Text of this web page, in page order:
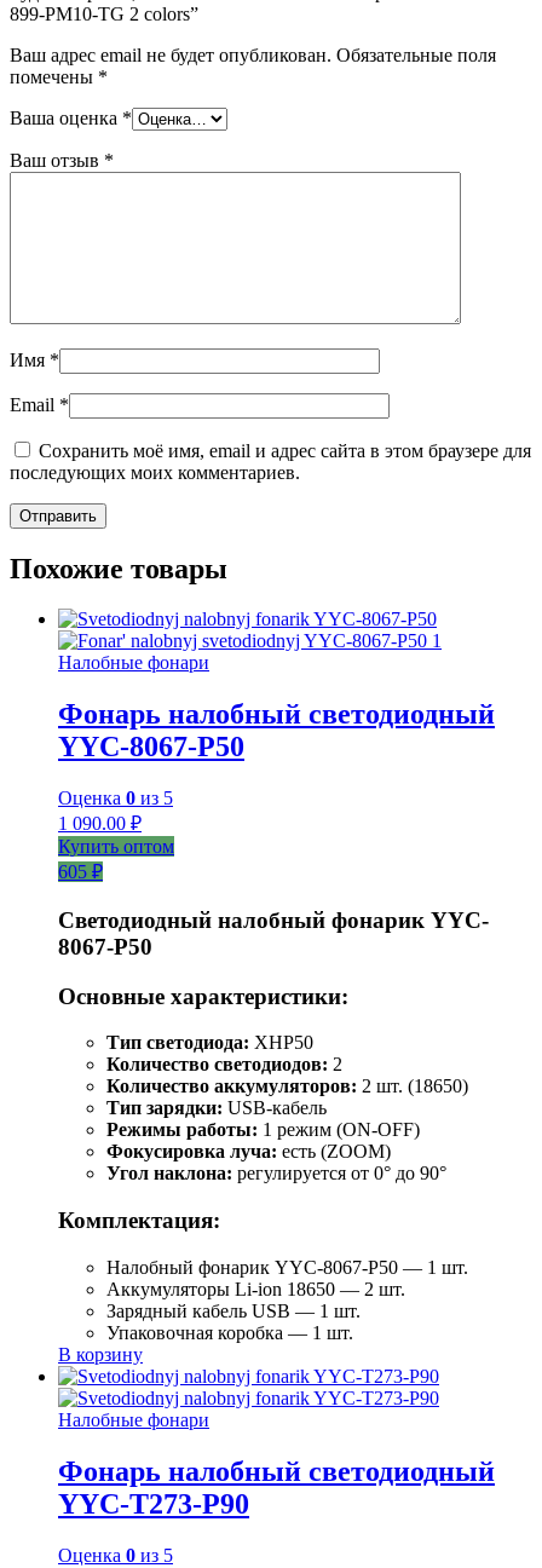
899-PM10-TG 2 colors”
Ваш адрес email не будет опубликован. Обязательные поля
помечены *
Ваша оценка *
Ваш отзыв *
Имя *
Email *
Сохранить моё имя, email и адрес сайта в этом браузере для
последующих моих комментариев.
Похожие товары
Налобные фонари
Фонарь налобный светодиодный
YYC-8067-P50
Оценка 0 из 5
1 090.00 ₽
Купить оптом
605 ₽
Светодиодный налобный фонарик YYC-
8067-P50
Основные характеристики:
Тип светодиода: XHP50
Количество светодиодов: 2
Количество аккумуляторов: 2 шт. (18650)
Тип зарядки: USB-кабель
Режимы работы: 1 режим (ON-OFF)
Фокусировка луча: есть (ZOOM)
Угол наклона: регулируется от 0° до 90°
Комплектация:
Налобный фонарик YYC-8067-P50 — 1 шт.
Аккумуляторы Li-ion 18650 — 2 шт.
Зарядный кабель USB — 1 шт.
Упаковочная коробка — 1 шт.
В корзину
Налобные фонари
Фонарь налобный светодиодный
YYC-T273-P90
Оценка 0 из 5